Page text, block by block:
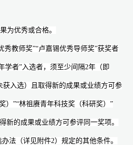
为优秀或合格。
秀教师奖”“卢嘉锡优秀导师奖”获奖者
学者”入选者，须至少间隔2年（即
获入选）且取得新的成果或业绩方可参
）”“林祖赓青年科技奖（科研奖）”
新的成果或业绩方可参评同一奖项。
办法（详见附件2）规定的其他条件。